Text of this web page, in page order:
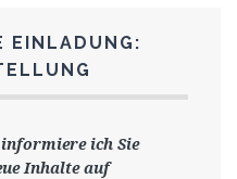
EINLADUNG:
ich Sie
Inhalte auf